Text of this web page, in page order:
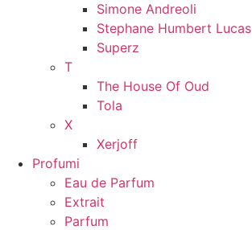
Simone Andreoli
Stephane Humbert Lucas
Superz
T
The House Of Oud
Tola
X
Xerjoff
Profumi
Eau de Parfum
Extrait
Parfum